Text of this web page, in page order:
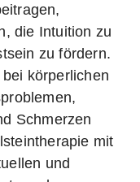
die Intuition zu
zu fördern.
körperlichen
Schmerzen
mit
und